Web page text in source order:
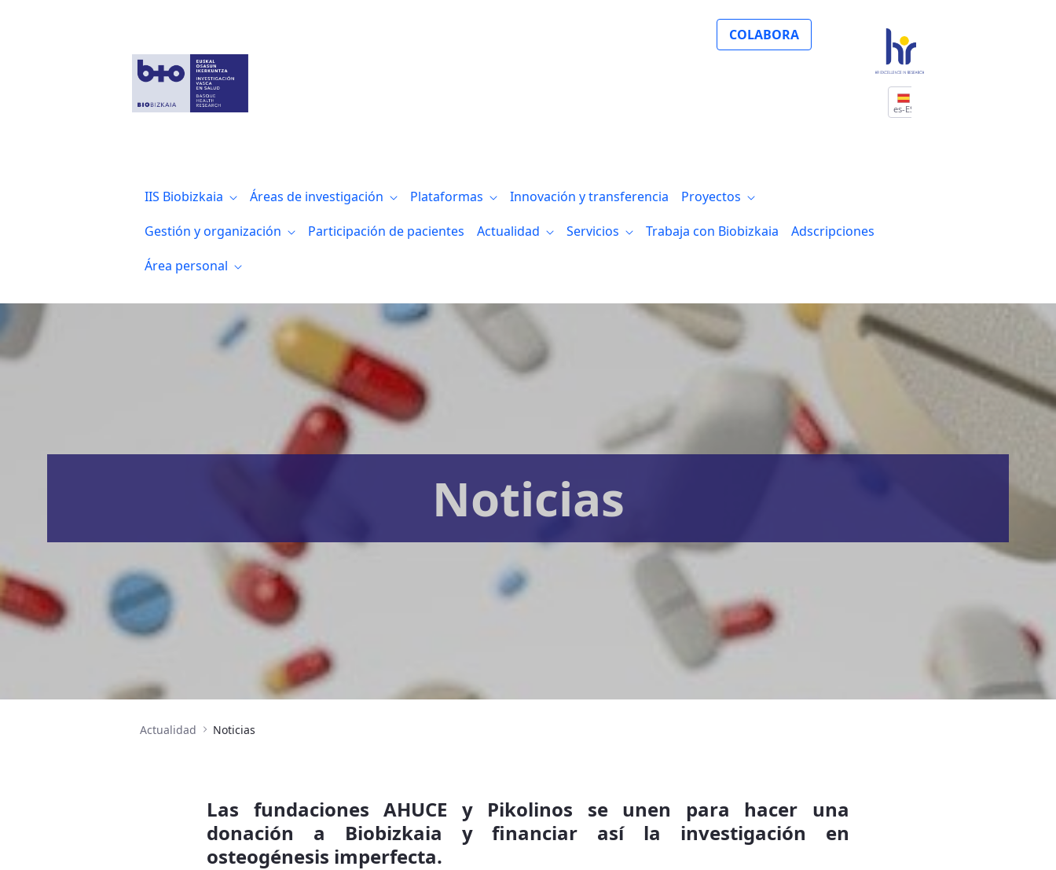
COLABORA
es-ES
IIS Biobizkaia Áreas de investigación Plataformas Innovación y transferencia
Proyectos
Gestión y organización
Participación de pacientes Actualidad Servicios Trabaja con Biobizkaia
Adscripciones
Área personal
Noticias
Actualidad Noticias
Las fundaciones AHUCE y Pikolinos se unen para hacer una
donación a Biobizkaia y financiar así la investigación en
osteogénesis imperfecta.